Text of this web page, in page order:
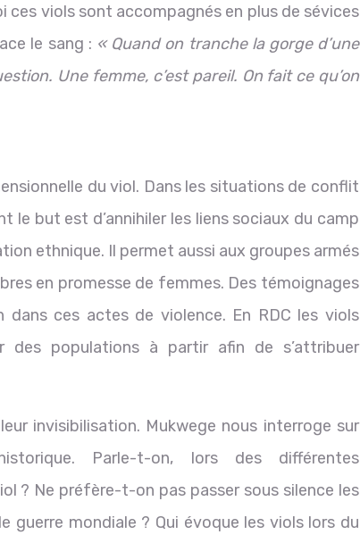
ces viols sont accompagnés en plus de sévices
le sang : « Quand on tranche la gorge d’une
Une femme, c’est pareil. On fait ce qu’on
du viol. Dans les situations de conflit
le but est d’annihiler les liens sociaux du camp
ethnique. Il permet aussi aux groupes armés
en promesse de femmes. Des témoignages
ces actes de violence. En RDC les viols
des populations à partir afin de s’attribuer
invisibilisation. Mukwege nous interroge sur
Parle-t-on, lors des différentes
? Ne préfère-t-on pas passer sous silence les
guerre mondiale ? Qui évoque les viols lors du